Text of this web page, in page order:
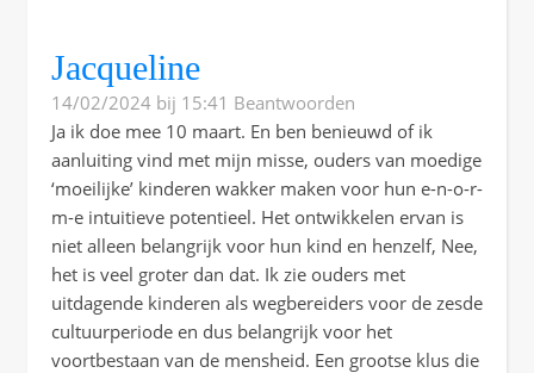
Jacqueline
14/02/2024 bij 15:41 Beantwoorden
Ja ik doe mee 10 maart. En ben benieuwd of ik
aanluiting vind met mijn misse, ouders van moedige
‘moeilijke’ kinderen wakker maken voor hun e-n-o-r-
m-e intuitieve potentieel. Het ontwikkelen ervan is
niet alleen belangrijk voor hun kind en henzelf, Nee,
het is veel groter dan dat. Ik zie ouders met
uitdagende kinderen als wegbereiders voor de zesde
cultuurperiode en dus belangrijk voor het
voortbestaan van de mensheid. Een grootse klus die